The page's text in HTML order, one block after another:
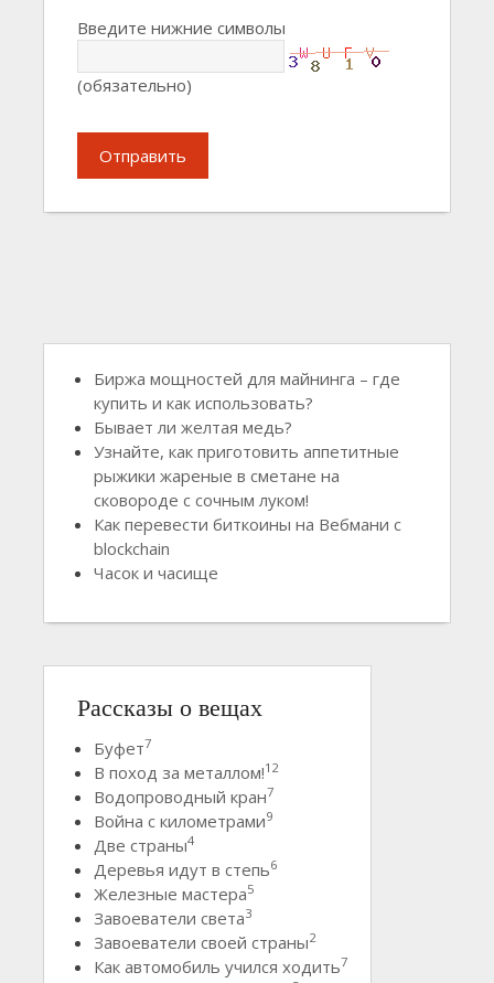
Введите нижние символы
(обязательно)
Отправить
Биржа мощностей для майнинга – где
купить и как использовать?
Бывает ли желтая медь?
Узнайте, как приготовить аппетитные
рыжики жареные в сметане на
сковороде с сочным луком!
Как перевести биткоины на Вебмани с
blockchain
Часок и часище
Рассказы о вещах
Буфет7
В поход за металлом!12
Водопроводный кран7
Война с километрами9
Две страны4
Деревья идут в степь6
Железные мастера5
Завоеватели света3
Завоеватели своей страны2
Как автомобиль учился ходить7